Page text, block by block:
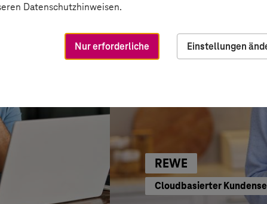
Datenschutzhinweisen.
Nur erforderliche
Einstellungen
REWE
Cloudbasierter